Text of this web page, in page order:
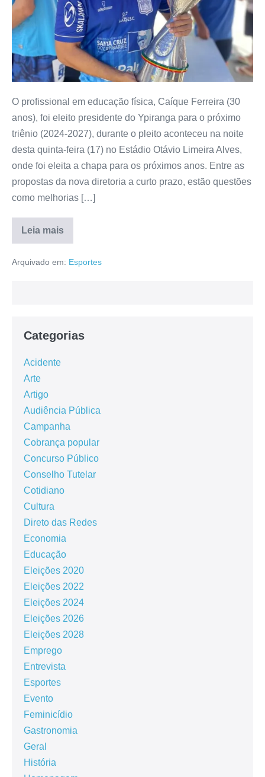
O profissional em educação física, Caíque Ferreira (30
anos), foi eleito presidente do Ypiranga para o próximo
triênio (2024-2027), durante o pleito aconteceu na noite
desta quinta-feira (17) no Estádio Otávio Limeira Alves,
onde foi eleita a chapa para os próximos anos. Entre as
propostas da nova diretoria a curto prazo, estão questões
como melhorias […]
Leia mais
Arquivado em: Esportes
Categorias
Acidente
Arte
Artigo
Audiência Pública
Campanha
Cobrança popular
Concurso Público
Conselho Tutelar
Cotidiano
Cultura
Direto das Redes
Economia
Educação
Eleições 2020
Eleições 2022
Eleições 2024
Eleições 2026
Eleições 2028
Emprego
Entrevista
Esportes
Evento
Feminicídio
Gastronomia
Geral
História